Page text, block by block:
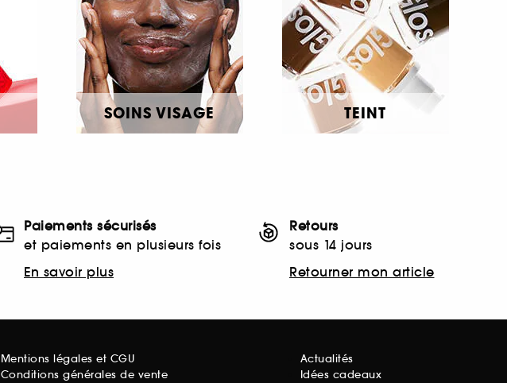
SOINS VISAGE TEINT
Paiements sécurisés
et paiements en plusieurs fois
En savoir plus
Retours
sous 14 jours
Retourner mon article
Mentions légales et CGU
Conditions générales de vente
Actualités
Idées cadeaux